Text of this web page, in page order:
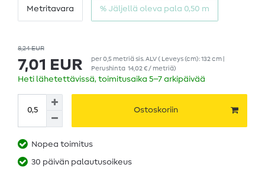
Metritavara % Jäljellä oleva pala 0,50 m
8,24 EUR
7,01 EUR per0,5 metriäsis. ALV( Leveys (cm): 132 cm |
Perushinta 14,02 € / metriä)
Heti lähetettävissä, toimitusaika 5–7 arkipäivää
Ostoskoriin
Nopea toimitus
30 päivän palautusoikeus